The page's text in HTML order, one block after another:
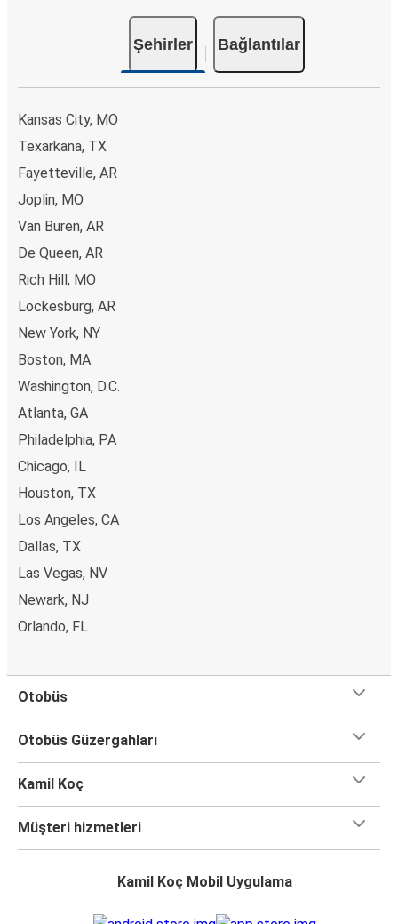
Şehirler Bağlantılar
Kansas City, MO
Texarkana, TX
Fayetteville, AR
Joplin, MO
Van Buren, AR
De Queen, AR
Rich Hill, MO
Lockesburg, AR
New York, NY
Boston, MA
Washington, D.C.
Atlanta, GA
Philadelphia, PA
Chicago, IL
Houston, TX
Los Angeles, CA
Dallas, TX
Las Vegas, NV
Newark, NJ
Orlando, FL
Otobüs
Otobüs Güzergahları
Kamil Koç
Müşteri hizmetleri
Kamil Koç Mobil Uygulama